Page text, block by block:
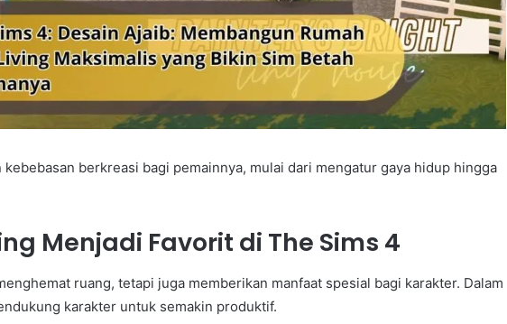
berkreasi bagi pemainnya, mulai dari mengatur gaya hidup hingga
Menjadi Favorit di The Sims 4
ruang, tetapi juga memberikan manfaat spesial bagi karakter. Dalam
karakter untuk semakin produktif.